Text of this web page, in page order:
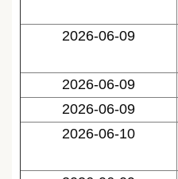
2026-06-09
2026-06-09
2026-06-09
2026-06-10